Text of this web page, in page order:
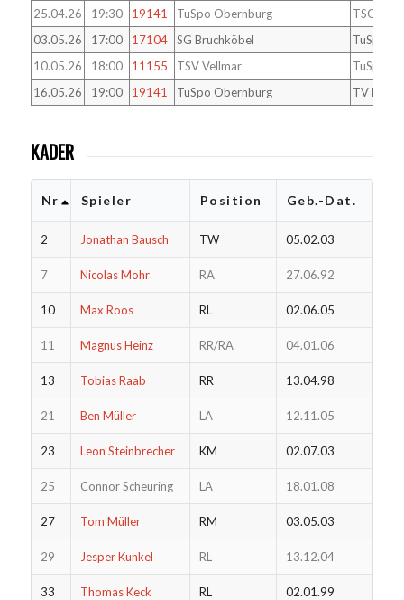
25.04.26 19:30 19141 TuSpo Obernburg
TSG
03.05.26
17:00 17104 SG Bruchköbel
TuSpo
10.05.26
18:00 11155 TSV Vellmar
TuSpo
16.05.26
19:00 19141 TuSpo Obernburg TV
KADER
Nr Spieler Position Geb.-Dat.
2 Jonathan Bausch TW 05.02.03
7 Nicolas Mohr RA 27.06.92
10 Max Roos RL 02.06.05
11 Magnus Heinz RR/RA 04.01.06
13 Tobias Raab RR 13.04.98
21 Ben Müller LA 12.11.05
23 Leon Steinbrecher KM 02.07.03
25 Connor Scheuring LA 18.01.08
27 Tom Müller RM 03.05.03
29 Jesper Kunkel RL 13.12.04
33 Thomas Keck RL 02.01.99